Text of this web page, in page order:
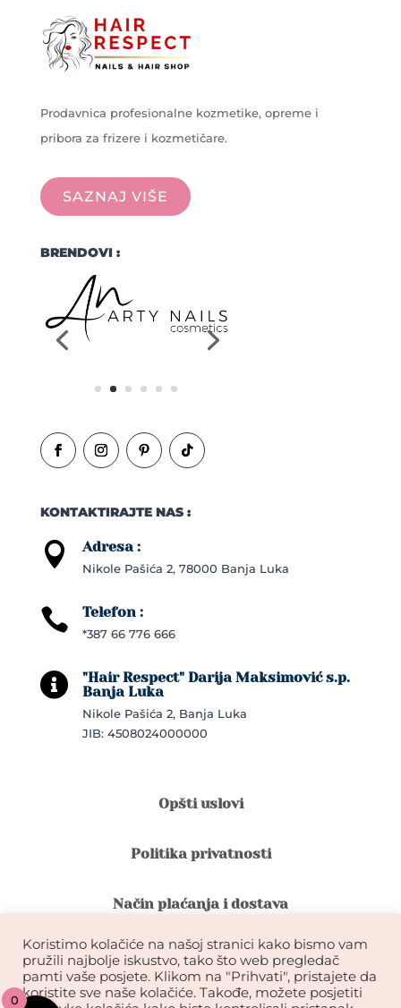
Prodavnica profesionalne kozmetike, opreme i
pribora za frizere i kozmetičare.
SAZNAJ VIŠE
BRENDOVI :
KONTAKTIRAJTE NAS :
 Adresa :
Nikole Pašića 2, 78000 Banja Luka
 Telefon :
*387 66 776 666

"Hair Respect" Darija Maksimović s.p.
Banja Luka
Nikole Pašića 2, Banja Luka
JIB: 4508024000000
Opšti uslovi
Politika privatnosti
Način plaćanja i dostava
Reklamacije i povrat robe
Garancija na kvalitet ekstenzija
Koristimo kolačiće na našoj stranici kako bismo vam
pružili najbolje iskustvo, tako što web pregledač
pamti vaše posjete. Klikom na "Prihvati", pristajete da
koristite sve naše kolačiće. Takođe, možete posjetiti
0